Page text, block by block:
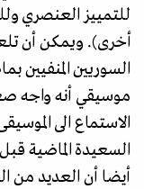
للتمييز العنصري
أخرى). ويمكن أن
السوريين المنفيين
موسيقي أنه واجه
الاستماع الى
السعيدة الماضية
أيضا أن العديد من